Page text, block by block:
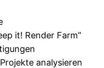
it! Render Farm”
analysieren